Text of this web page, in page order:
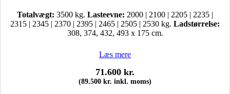
Totalvægt: 3500 kg. Lasteevne: 2000 | 2100 | 2205 | 2235 |
2315 | 2345 | 2370 | 2395 | 2465 | 2505 | 2530 kg. Ladstørrelse:
308, 374, 432, 493 x 175 cm.
Læs mere
71.600 kr.
(89.500 kr. inkl. moms)